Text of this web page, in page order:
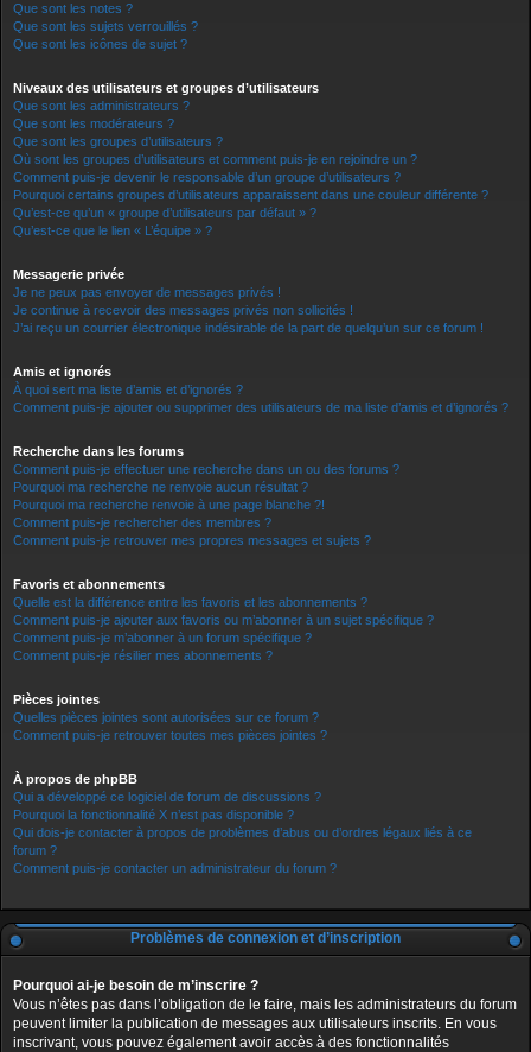
Que sont les notes ?
Que sont les sujets verrouillés ?
Que sont les icônes de sujet ?
Niveaux des utilisateurs et groupes d’utilisateurs
Que sont les administrateurs ?
Que sont les modérateurs ?
Que sont les groupes d’utilisateurs ?
Où sont les groupes d’utilisateurs et comment puis-je en rejoindre un ?
Comment puis-je devenir le responsable d’un groupe d’utilisateurs ?
Pourquoi certains groupes d’utilisateurs apparaissent dans une couleur différente ?
Qu’est-ce qu’un « groupe d’utilisateurs par défaut » ?
Qu’est-ce que le lien « L’équipe » ?
Messagerie privée
Je ne peux pas envoyer de messages privés !
Je continue à recevoir des messages privés non sollicités !
J’ai reçu un courrier électronique indésirable de la part de quelqu’un sur ce forum !
Amis et ignorés
À quoi sert ma liste d’amis et d’ignorés ?
Comment puis-je ajouter ou supprimer des utilisateurs de ma liste d’amis et d’ignorés ?
Recherche dans les forums
Comment puis-je effectuer une recherche dans un ou des forums ?
Pourquoi ma recherche ne renvoie aucun résultat ?
Pourquoi ma recherche renvoie à une page blanche ?!
Comment puis-je rechercher des membres ?
Comment puis-je retrouver mes propres messages et sujets ?
Favoris et abonnements
Quelle est la différence entre les favoris et les abonnements ?
Comment puis-je ajouter aux favoris ou m’abonner à un sujet spécifique ?
Comment puis-je m’abonner à un forum spécifique ?
Comment puis-je résilier mes abonnements ?
Pièces jointes
Quelles pièces jointes sont autorisées sur ce forum ?
Comment puis-je retrouver toutes mes pièces jointes ?
À propos de phpBB
Qui a développé ce logiciel de forum de discussions ?
Pourquoi la fonctionnalité X n’est pas disponible ?
Qui dois-je contacter à propos de problèmes d’abus ou d’ordres légaux liés à ce
forum ?
Comment puis-je contacter un administrateur du forum ?
Problèmes de connexion et d’inscription
Pourquoi ai-je besoin de m’inscrire ?
Vous n’êtes pas dans l’obligation de le faire, mais les administrateurs du forum
peuvent limiter la publication de messages aux utilisateurs inscrits. En vous
inscrivant, vous pouvez également avoir accès à des fonctionnalités